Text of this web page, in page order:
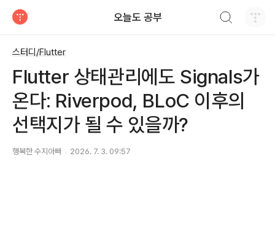
오늘도 공부
스터디/Flutter
Flutter 상태관리에도 Signals가
온다: Riverpod, BLoC 이후의
선택지가 될 수 있을까?
행복한 수지아빠 2026. 7. 3. 09:57